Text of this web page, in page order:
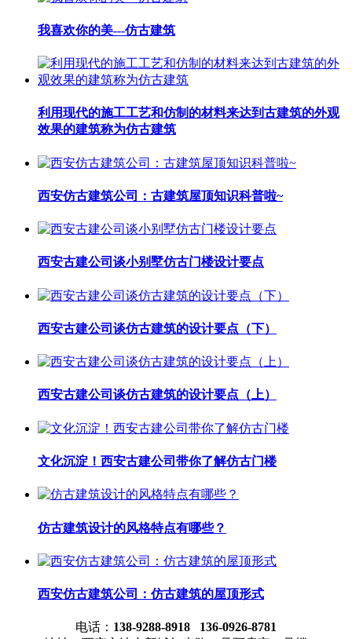
我喜欢你的美---仿古建筑
利用现代的施工工艺和仿制的材料来达到古建筑的外观
效果的建筑称为仿古建筑
西安仿古建筑公司：古建筑屋顶知识科普啦~
西安古建公司谈小别墅仿古门楼设计要点
西安古建公司谈仿古建筑的设计要点（下）
西安古建公司谈仿古建筑的设计要点（上）
文化沉淀！西安古建公司带你了解仿古门楼
仿古建筑设计的风格特点有哪些？
西安仿古建筑公司：仿古建筑的屋顶形式
电话： 138-9288-8918 136-0926-8781